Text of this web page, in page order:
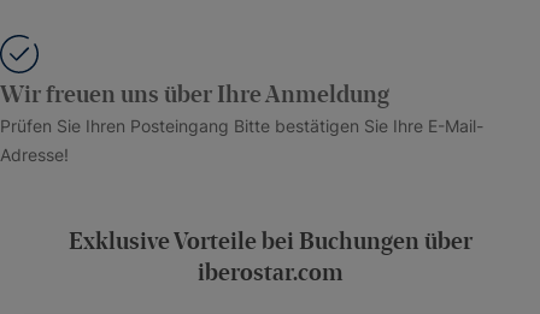
Wir freuen uns über Ihre Anmeldung
Prüfen Sie Ihren Posteingang Bitte bestätigen Sie Ihre E-Mail-
Adresse!
Exklusive Vorteile bei Buchungen über
iberostar.com